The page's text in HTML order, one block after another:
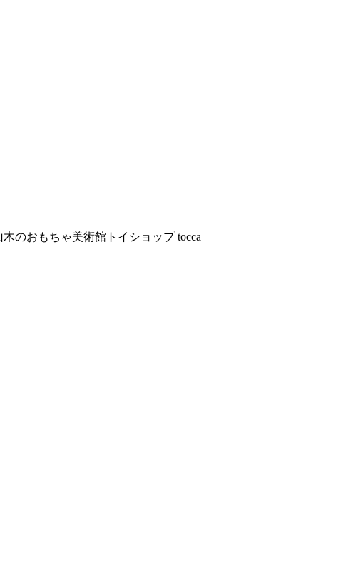
木のおもちゃ美術館トイショップ tocca